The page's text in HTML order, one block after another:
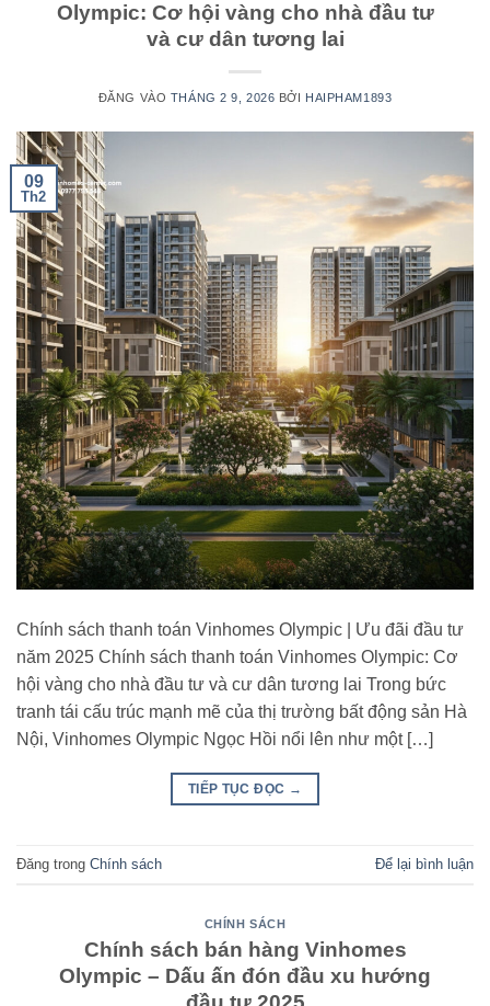
Olympic: Cơ hội vàng cho nhà đầu tư
và cư dân tương lai
ĐĂNG VÀO THÁNG 2 9, 2026 BỞI HAIPHAM1893
09
Th2
Chính sách thanh toán Vinhomes Olympic | Ưu đãi đầu tư
năm 2025 Chính sách thanh toán Vinhomes Olympic: Cơ
hội vàng cho nhà đầu tư và cư dân tương lai Trong bức
tranh tái cấu trúc mạnh mẽ của thị trường bất động sản Hà
Nội, Vinhomes Olympic Ngọc Hồi nổi lên như một […]
TIẾP TỤC ĐỌC →
Đăng trong Chính sách Để lại bình luận
CHÍNH SÁCH
Chính sách bán hàng Vinhomes
Olympic – Dấu ấn đón đầu xu hướng